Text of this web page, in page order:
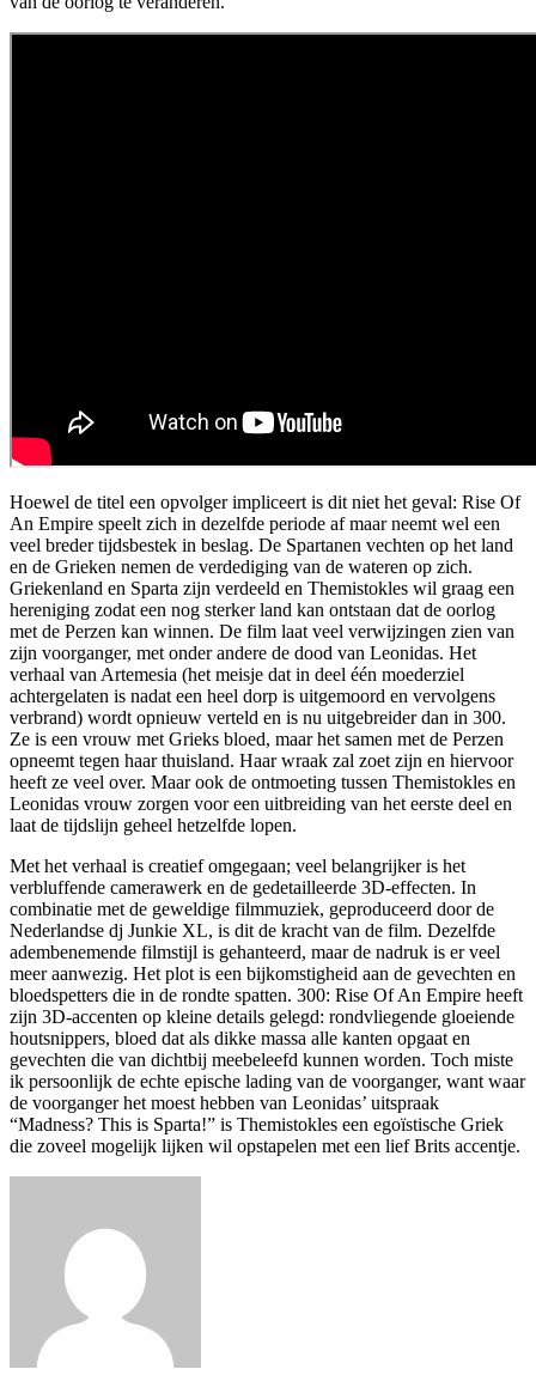
Hoewel de titel een opvolger impliceert is dit niet het geval: Rise Of
An Empire speelt zich in dezelfde periode af maar neemt wel een
veel breder tijdsbestek in beslag. De Spartanen vechten op het land
en de Grieken nemen de verdediging van de wateren op zich.
Griekenland en Sparta zijn verdeeld en Themistokles wil graag een
hereniging zodat een nog sterker land kan ontstaan dat de oorlog
met de Perzen kan winnen. De film laat veel verwijzingen zien van
zijn voorganger, met onder andere de dood van Leonidas. Het
verhaal van Artemesia (het meisje dat in deel één moederziel
achtergelaten is nadat een heel dorp is uitgemoord en vervolgens
verbrand) wordt opnieuw verteld en is nu uitgebreider dan in 300.
Ze is een vrouw met Grieks bloed, maar het samen met de Perzen
opneemt tegen haar thuisland. Haar wraak zal zoet zijn en hiervoor
heeft ze veel over. Maar ook de ontmoeting tussen Themistokles en
Leonidas vrouw zorgen voor een uitbreiding van het eerste deel en
laat de tijdslijn geheel hetzelfde lopen.
Met het verhaal is creatief omgegaan; veel belangrijker is het
verbluffende camerawerk en de gedetailleerde 3D-effecten. In
combinatie met de geweldige filmmuziek, geproduceerd door de
Nederlandse dj Junkie XL, is dit de kracht van de film. Dezelfde
adembenemende filmstijl is gehanteerd, maar de nadruk is er veel
meer aanwezig. Het plot is een bijkomstigheid aan de gevechten en
bloedspetters die in de rondte spatten. 300: Rise Of An Empire heeft
zijn 3D-accenten op kleine details gelegd: rondvliegende gloeiende
houtsnippers, bloed dat als dikke massa alle kanten opgaat en
gevechten die van dichtbij meebeleefd kunnen worden. Toch miste
ik persoonlijk de echte epische lading van de voorganger, want waar
de voorganger het moest hebben van Leonidas’ uitspraak
“Madness? This is Sparta!” is Themistokles een egoïstische Griek
die zoveel mogelijk lijken wil opstapelen met een lief Brits accentje.